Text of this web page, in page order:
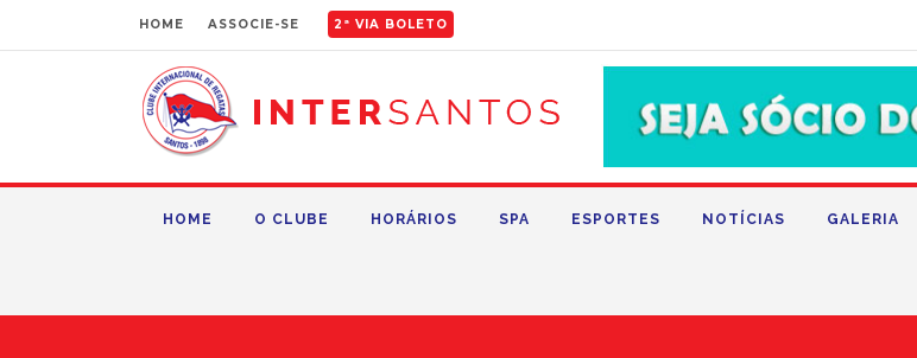
HOME ASSOCIE-SE 2ª VIA BOLETO
HOME O CLUBE HORÁRIOS SPA ESPORTES NOTÍCIAS GALERIA